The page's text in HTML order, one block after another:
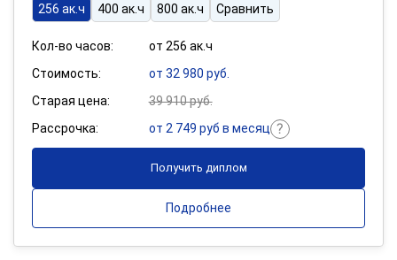
256 ак.ч 400 ак.ч 800 ак.ч Сравнить
Кол-во часов:
от 256 ак.ч
Стоимость:
от 32 980 руб.
Старая цена:
39 910 руб.
Рассрочка:
от 2 749 руб в месяц
Получить диплом
Подробнее